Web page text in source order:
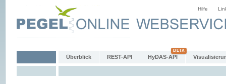
Hilfe
Überblick REST-API HyDAS-API